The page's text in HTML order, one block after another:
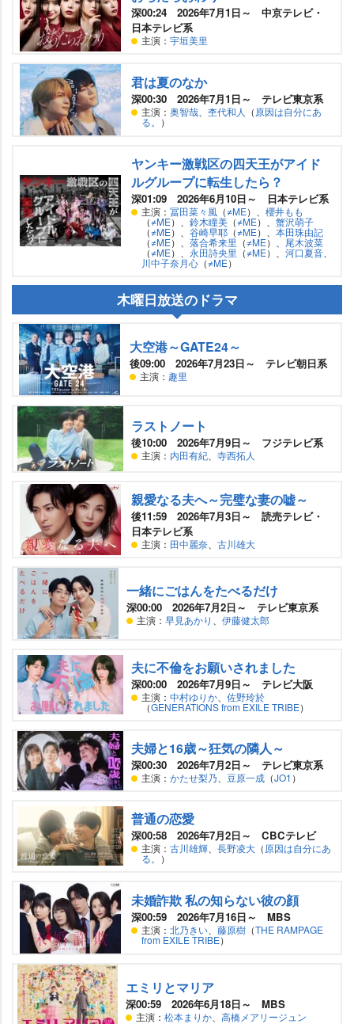
深00:24 2026年7月1日～ 中京テレビ・
日本テレビ系
主演： 宇垣美里
君は夏のなか
深00:30 2026年7月1日～ テレビ東京系
主演： 奥智哉 杢代和人 （原因は自分にあ
る。）
ヤンキー激戦区の四天王がアイド
ルグループに転生したら？
深01:09 2026年6月10日～ 日本テレビ系
主演： 冨田菜々風 （≠ME）、 櫻井もも
（≠ME）、鈴木瞳美 （≠ME）、蟹沢萌子
（≠ME）、 谷崎早耶 （≠ME）、 本田珠由記
（≠ME）、 落合希来里 （≠ME）、 尾木波菜
（≠ME）、 永田詩央里 （≠ME）、 河口夏音
川中子奈月心（≠ME）
木曜日放送のドラマ
大空港～GATE24～
後09:00 2026年7月23日～ テレビ朝日系
主演： 趣里
ラストノート
後10:00 2026年7月9日～ フジテレビ系
主演： 内田有紀 寺西拓人
親愛なる夫へ～完璧な妻の嘘～
後11:59 2026年7月3日～ 読売テレビ・
日本テレビ系
主演： 田中麗奈 古川雄大
一緒にごはんをたべるだけ
深00:00 2026年7月2日～ テレビ東京系
主演： 早見あかり 伊藤健太郎
夫に不倫をお願いされました
深00:00 2026年7月9日～ テレビ大阪
主演： 中村ゆりか 佐野玲於
（GENERATIONS from EXILE TRIBE）
夫婦と16歳～狂気の隣人～
深00:30 2026年7月2日～ テレビ東京系
主演： かたせ梨乃 豆原一成 （JO1 ）
普通の恋愛
深00:58 2026年7月2日～ CBCテレビ
主演： 古川雄輝 長野凌大 （原因は自分にあ
る。）
未婚詐欺 私の知らない彼の顔
深00:59 2026年7月16日～ MBS
主演： 北乃きい 藤原樹 （THE RAMPAGE
from EXILE TRIBE）
エミリとマリア
深00:59 2026年6月18日～ MBS
主演： 松本まりか 高橋メアリージュン